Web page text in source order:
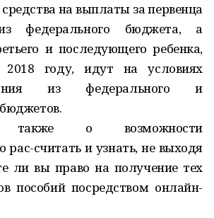
на выплаты за первенца
федерального бюджета, а
и последующего ребенка,
2018 году, идут на условиях
из федерального и
также о возможности
рас-считать и узнать, не выходя
ли вы право на получение тех
пособий посредством онлайн-